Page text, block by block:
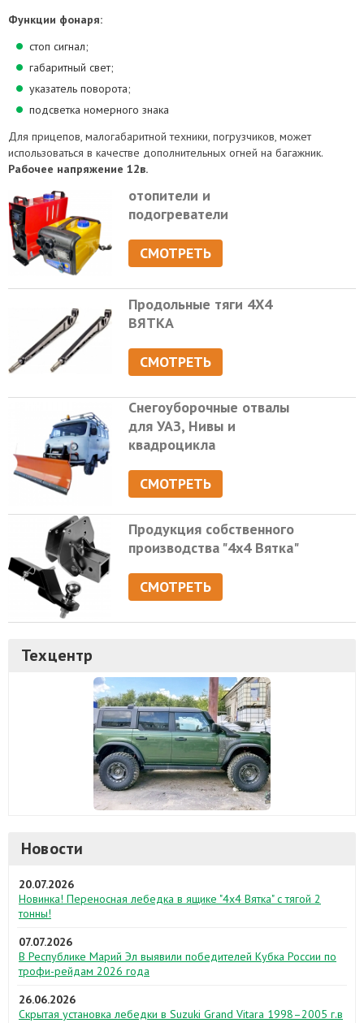
Функции фонаря:
стоп сигнал;
габаритный свет;
указатель поворота;
подсветка номерного знака
Для прицепов, малогабаритной техники, погрузчиков, может
использоваться в качестве дополнительных огней на багажник.
Рабочее напряжение 12в.
отопители и
подогреватели
СМОТРЕТЬ
Продольные тяги 4Х4
ВЯТКА
СМОТРЕТЬ
Снегоуборочные отвалы
для УАЗ, Нивы и
квадроцикла
СМОТРЕТЬ
Продукция собственного
производства "4х4 Вятка"
СМОТРЕТЬ
Техцентр
Новости
20.07.2026
Новинка! Переносная лебедка в ящике "4х4 Вятка" с тягой 2
тонны!
07.07.2026
В Республике Марий Эл выявили победителей Кубка России по
трофи-рейдам 2026 года
26.06.2026
Скрытая установка лебедки в Suzuki Grand Vitara 1998–2005 г.в